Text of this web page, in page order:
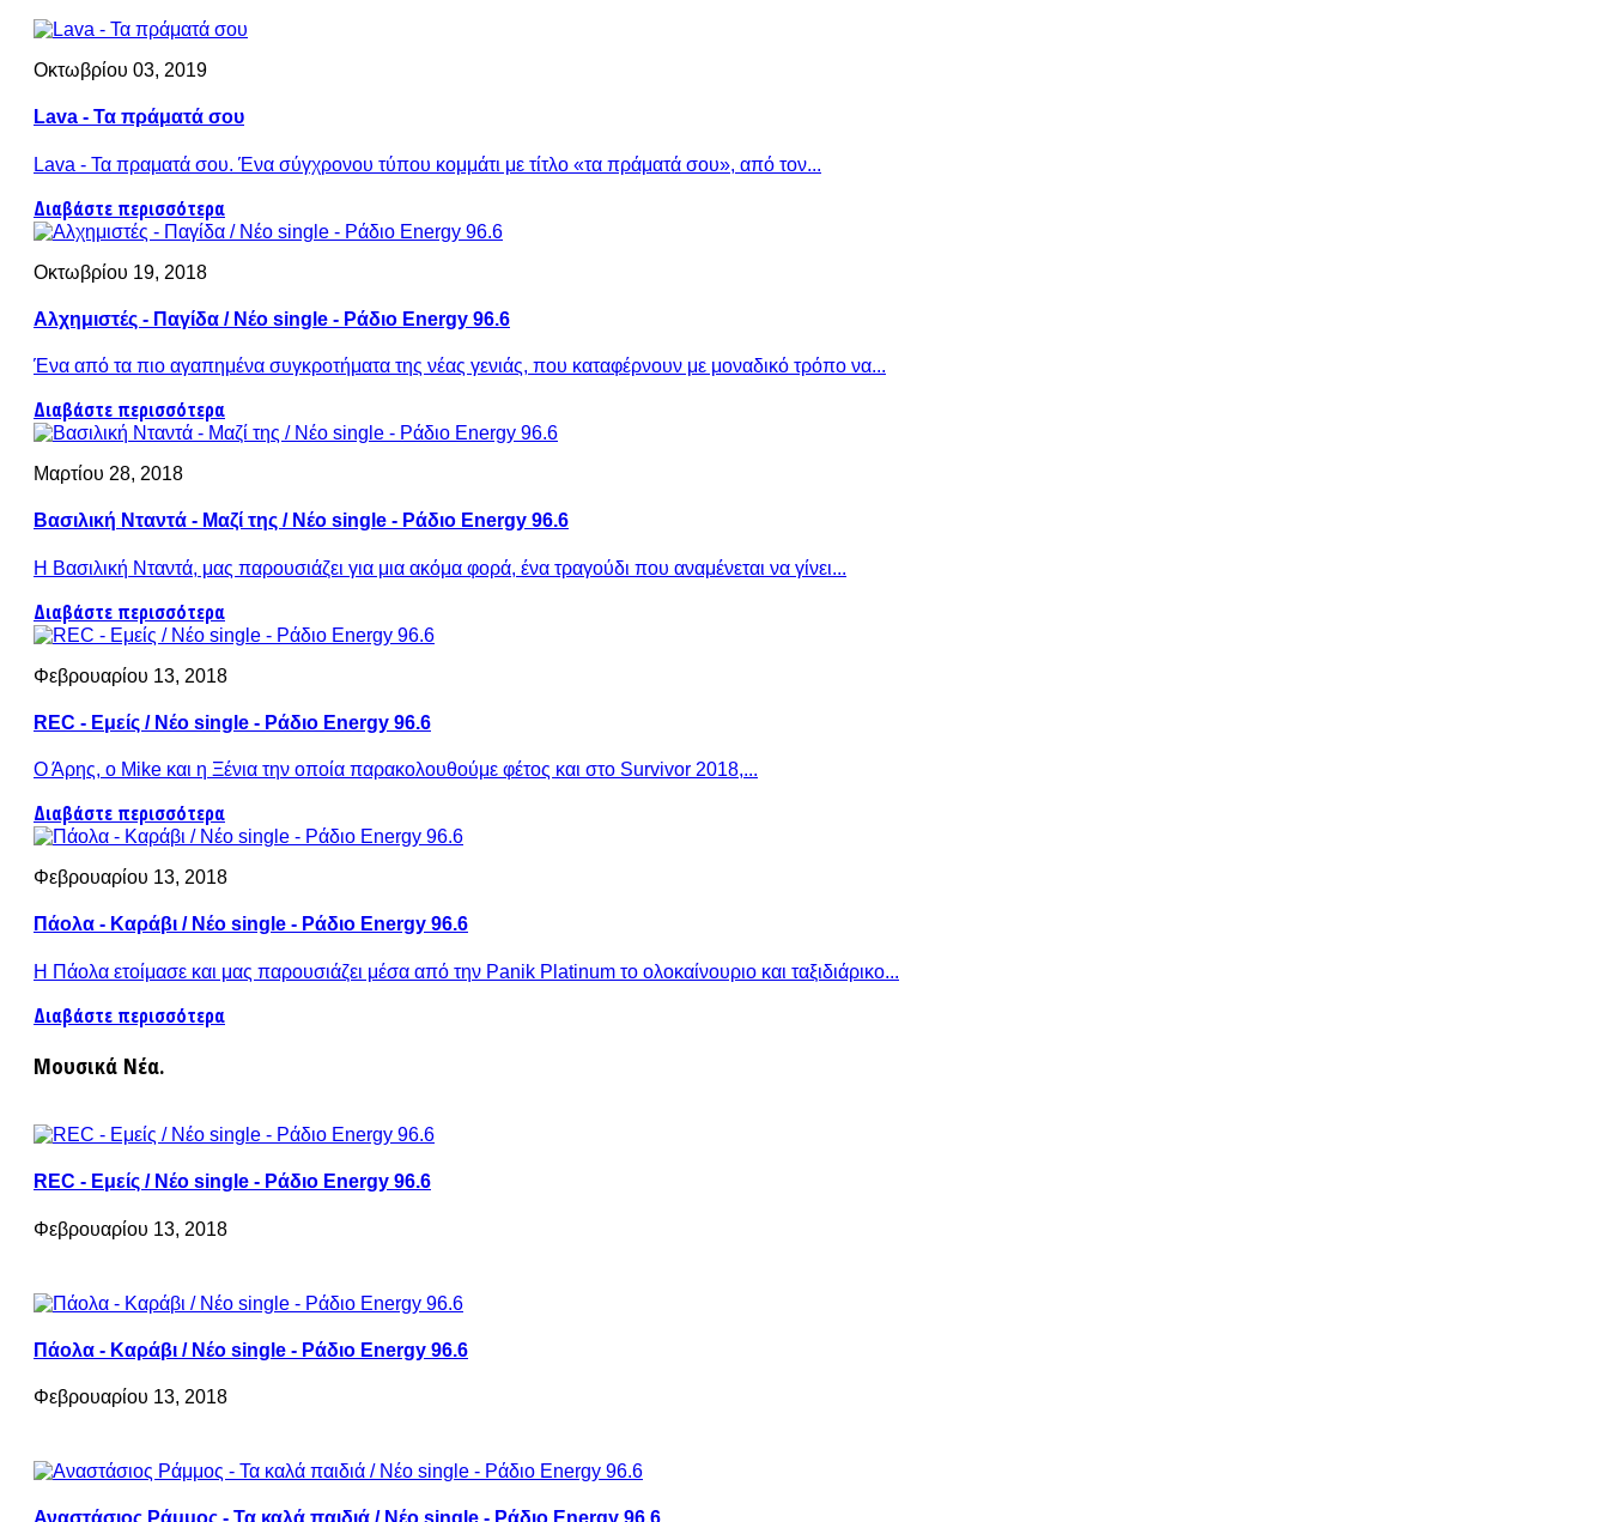
Οκτωβρίου 03, 2019
Lava - Τα πράματά σου
Lava - Τα πραματά σου. Ένα σύγχρονου τύπου κομμάτι με τίτλο «τα πράματά σου», από τον...
Διαβάστε περισσότερα
Οκτωβρίου 19, 2018
Αλχημιστές - Παγίδα / Νέο single - Ράδιο Energy 96.6
Ένα από τα πιο αγαπημένα συγκροτήματα της νέας γενιάς, που καταφέρνουν με μοναδικό τρόπο να...
Διαβάστε περισσότερα
Μαρτίου 28, 2018
Βασιλική Νταντά - Μαζί της / Νέο single - Ράδιο Energy 96.6
Η Βασιλική Νταντά, μας παρουσιάζει για μια ακόμα φορά, ένα τραγούδι που αναμένεται να γίνει...
Διαβάστε περισσότερα
Φεβρουαρίου 13, 2018
REC - Εμείς / Νέο single - Ράδιο Energy 96.6
Ο Άρης, ο Mike και η Ξένια την οποία παρακολουθούμε φέτος και στο Survivor 2018,...
Διαβάστε περισσότερα
Φεβρουαρίου 13, 2018
Πάολα - Καράβι / Νέο single - Ράδιο Energy 96.6
Η Πάολα ετοίμασε και μας παρουσιάζει μέσα από την Panik Platinum το ολοκαίνουριο και ταξιδιάρικο...
Διαβάστε περισσότερα
Μουσικά Νέα.
REC - Εμείς / Νέο single - Ράδιο Energy 96.6
Φεβρουαρίου 13, 2018
Πάολα - Καράβι / Νέο single - Ράδιο Energy 96.6
Φεβρουαρίου 13, 2018